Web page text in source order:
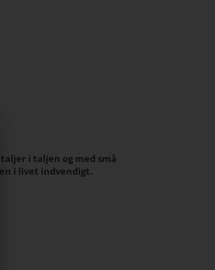
i taljen og med små
i livet indvendigt.